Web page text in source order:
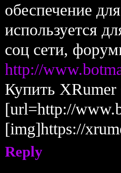
обеспечение
используется
соц сети,
http://
Купить
[url=http://
[img]https://
Reply